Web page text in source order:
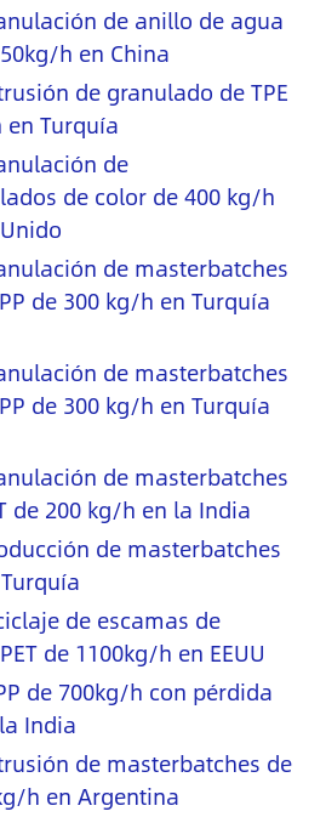
de anillo de agua
h en China
de granulado de TPE
Turquía
de
de color de 400 kg/h
de masterbatches
de 300 kg/h en Turquía
de masterbatches
de 300 kg/h en Turquía
de masterbatches
de 200 kg/h en la India
de masterbatches
de escamas de
de 1100kg/h en EEUU
de 700kg/h con pérdida
India
de masterbatches de
h en Argentina